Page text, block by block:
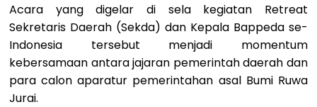
Acara yang digelar di sela kegiatan Retreat
Sekretaris Daerah (Sekda) dan Kepala Bappeda se-
Indonesia tersebut menjadi momentum
kebersamaan antara jajaran pemerintah daerah dan
para calon aparatur pemerintahan asal Bumi Ruwa
Jurai.